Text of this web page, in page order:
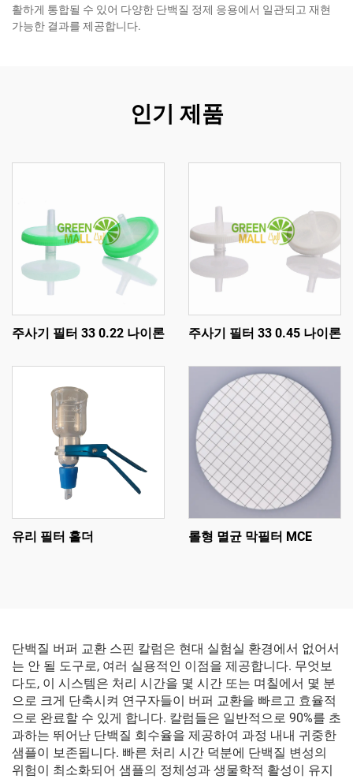
활하게 통합될 수 있어 다양한 단백질 정제 응용에서 일관되고 재현
가능한 결과를 제공합니다.
인기 제품
주사기 필터 33 0.22 나이론 주사기 필터 33 0.45 나이론
유리 필터 홀더 롤형 멸균 막필터 MCE
단백질 버퍼 교환 스핀 칼럼은 현대 실험실 환경에서 없어서
는 안 될 도구로, 여러 실용적인 이점을 제공합니다. 무엇보
다도, 이 시스템은 처리 시간을 몇 시간 또는 며칠에서 몇 분
으로 크게 단축시켜 연구자들이 버퍼 교환을 빠르고 효율적
으로 완료할 수 있게 합니다. 칼럼들은 일반적으로 90%를 초
과하는 뛰어난 단백질 회수율을 제공하여 과정 내내 귀중한
샘플이 보존됩니다. 빠른 처리 시간 덕분에 단백질 변성의
위험이 최소화되어 샘플의 정체성과 생물학적 활성이 유지